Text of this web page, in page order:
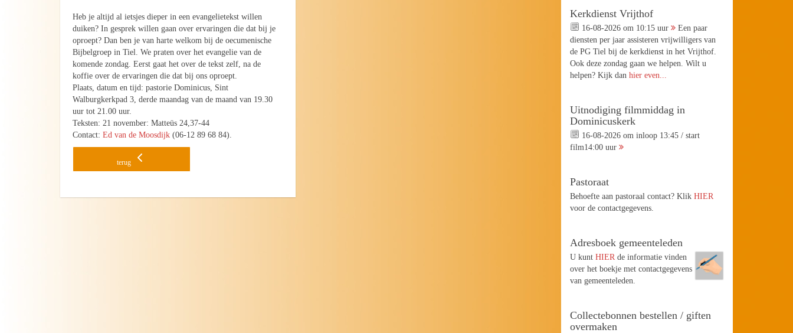
Heb je altijd al ietsjes dieper in een evangelietekst willen
duiken? In gesprek willen gaan over ervaringen die dat bij je
oproept? Dan ben je van harte welkom bij de oecumenische
Bijbelgroep in Tiel. We praten over het evangelie van de
komende zondag. Eerst gaat het over de tekst zelf, na de
koffie over de ervaringen die dat bij ons oproept.
Plaats, datum en tijd: pastorie Dominicus, Sint
Walburgkerkpad 3, derde maandag van de maand van 19.30
uur tot 21.00 uur.
Teksten: 21 november: Matteüs 24,37-44
Contact:Ed van de Moosdijk (06-12 89 68 84).
terug
Kerkdienst Vrijthof
16-08-2026 om 10:15 uur
Een paar
diensten per jaar assisteren vrijwilligers van
de PG Tiel bij de kerkdienst in het Vrijthof.
Ook deze zondag gaan we helpen. Wilt u
helpen? Kijk danhier even...
Uitnodiging filmmiddag in
Dominicuskerk
16-08-2026 om inloop 13:45 / start
film14:00 uur
Pastoraat
Behoefte aan pastoraal contact? KlikHIER
voor de contactgegevens.
Adresboek gemeenteleden
U kuntHIER de informatie vinden
over het boekje met contactgegevens
van gemeenteleden.
Collectebonnen bestellen / giften
overmaken